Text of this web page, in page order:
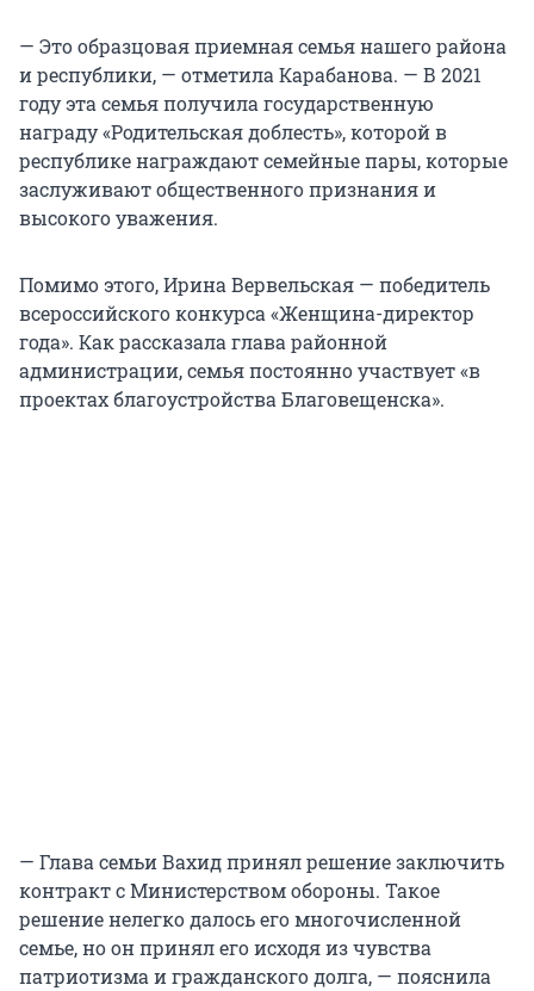
— Это образцовая приемная семья нашего района
и республики, — отметила Карабанова. — В 2021
году эта семья получила государственную
награду «Родительская доблесть», которой в
республике награждают семейные пары, которые
заслуживают общественного признания и
высокого уважения.
Помимо этого, Ирина Вервельская — победитель
всероссийского конкурса «Женщина-директор
года». Как рассказала глава районной
администрации, семья постоянно участвует «в
проектах благоустройства Благовещенска».
— Глава семьи Вахид принял решение заключить
контракт с Министерством обороны. Такое
решение нелегко далось его многочисленной
семье, но он принял его исходя из чувства
патриотизма и гражданского долга, — пояснила